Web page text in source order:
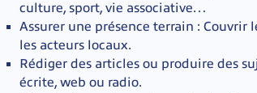
culture, sport, vie associative…
Assurer une présence terrain : Couvrir
les acteurs locaux.
Rédiger des articles ou produire des
écrite, web ou radio.